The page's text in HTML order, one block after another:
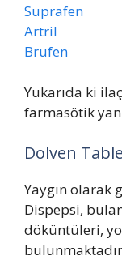
Suprafen
Artril
Brufen
Yukarıda ki
farmasötik
Dolven
Yaygın olarak
Dispepsi,
döküntüleri,